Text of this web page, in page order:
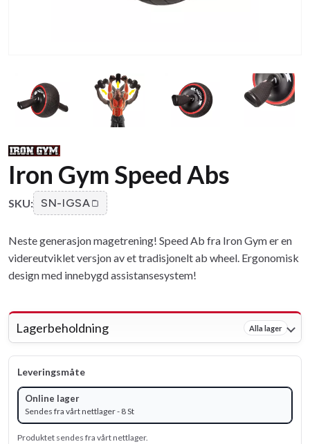
Iron Gym Speed ​​​​Abs
SKU: SN-IGSA
Neste generasjon magetrening! Speed Ab fra Iron Gym er en
videreutviklet versjon av et tradisjonelt ab wheel. Ergonomisk
design med innebygd assistansesystem!
Lagerbeholdning Alla lager
Leveringsmåte
Online lager
Sendes fra vårt nettlager - 8 St
Produktet sendes fra vårt nettlager.